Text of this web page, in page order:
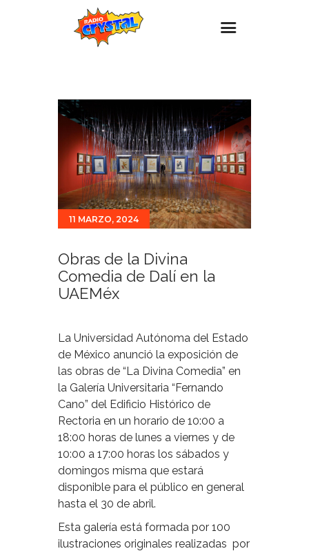
Estaciones
Eventos
Promociones
Noticias
Para ti
Contacto
11 MARZO, 2024
Obras de la Divina
Comedia de Dalí en la
UAEMéx
La Universidad Autónoma del Estado
de México anunció la exposición de
las obras de “La Divina Comedia” en
la Galería Universitaria “Fernando
Cano” del Edificio Histórico de
Rectoria en un horario de 10:00 a
18:00 horas de lunes a viernes y de
10:00 a 17:00 horas los sábados y
domingos misma que estará
disponible para el público en general
hasta el 30 de abril.
Esta galería está formada por 100
ilustraciones originales realizadas por